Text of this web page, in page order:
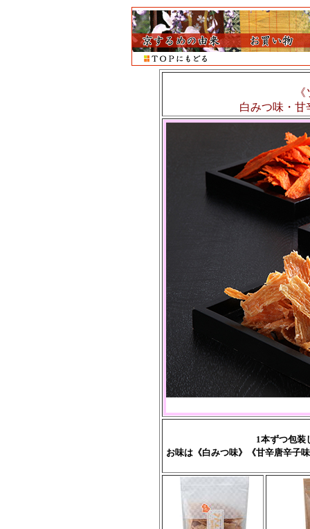
白みつ味・甘
1本ずつ包装
お味は《白みつ味》《甘辛唐辛子